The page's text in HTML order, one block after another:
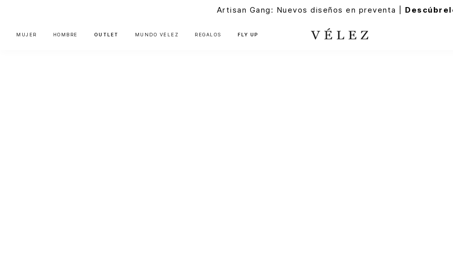
Artisan Gang: Nuevos diseños en preventa |
MUJER HOMBRE OUTLET MUNDO VÉLEZ REGALOS FLY UP